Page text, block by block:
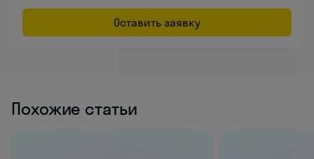
Оставить заявку
Похожие статьи